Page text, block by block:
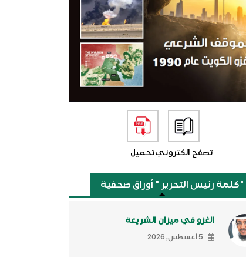
تصفح الكترونيتحميل
"كلمة رئيس التحرير " أوراق صحفية
الغزو في ميزان الشريعة
5 أغسطس, 2026